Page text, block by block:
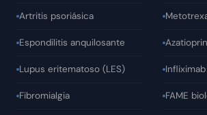
Artritis psoriásica
Espondilitis anquilosante
Lupus eritematoso (LES)
Fibromialgia
Infliximab
FAME